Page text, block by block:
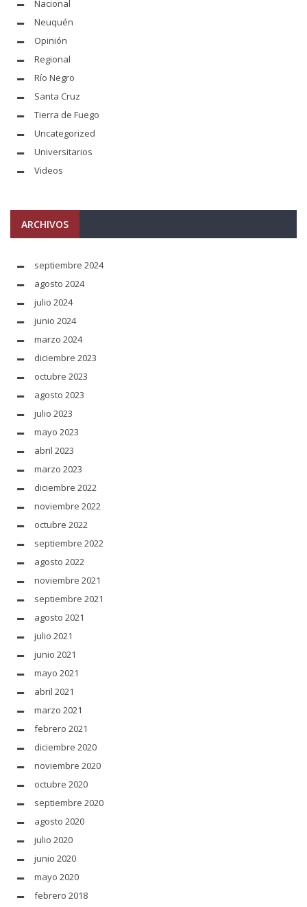
Nacional
Neuquén
Opinión
Regional
Río Negro
Santa Cruz
Tierra de Fuego
Uncategorized
Universitarios
Videos
ARCHIVOS
septiembre 2024
agosto 2024
julio 2024
junio 2024
marzo 2024
diciembre 2023
octubre 2023
agosto 2023
julio 2023
mayo 2023
abril 2023
marzo 2023
diciembre 2022
noviembre 2022
octubre 2022
septiembre 2022
agosto 2022
noviembre 2021
septiembre 2021
agosto 2021
julio 2021
junio 2021
mayo 2021
abril 2021
marzo 2021
febrero 2021
diciembre 2020
noviembre 2020
octubre 2020
septiembre 2020
agosto 2020
julio 2020
junio 2020
mayo 2020
febrero 2018